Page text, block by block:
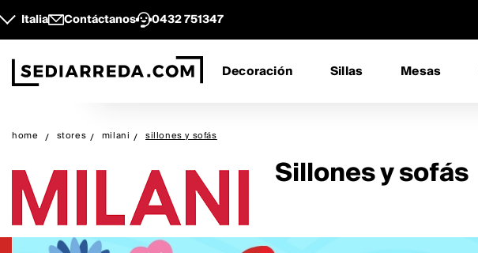
Italia Contáctanos 0432 751347
Decoración Sillas Mesas
home stores milani sillones y sofás
Sillones y sofás